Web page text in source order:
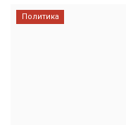
Политика